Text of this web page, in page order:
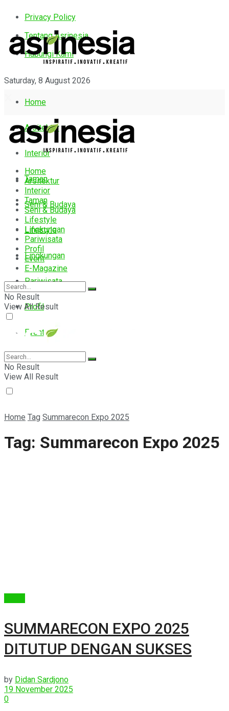
Privacy Policy
Tentang Asrinesia
Hubungi Kami
Saturday, 8 August 2026
Home
Arsitektur
Interior
Taman
Seni & Budaya
Lifestyle
Lingkungan
Pariwisata
Profil
Event
E-Magazine
Home
Arsitektur
Interior
Taman
Seni & Budaya
Lifestyle
Lingkungan
Pariwisata
Profil
Event
E-Magazine
No Result
View All Result
No Result
View All Result
Home Tag Summarecon Expo 2025
Tag: Summarecon Expo 2025
SUMMARECON EXPO 2025
DITUTUP DENGAN SUKSES
by Didan Sardjono
19 November 2025
0